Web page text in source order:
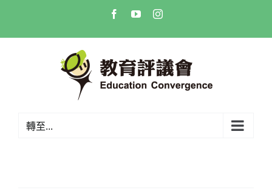
content
FacebookYouTubeInstagram
轉至...